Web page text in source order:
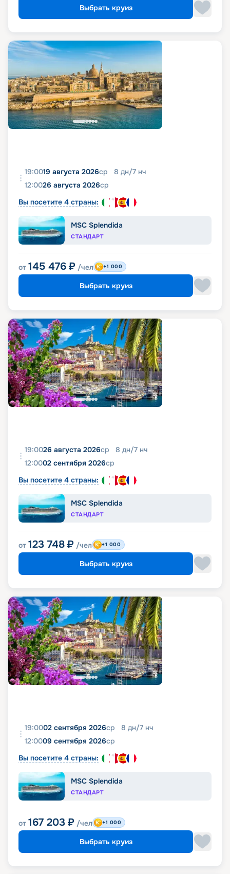
Выбрать круиз
19:0019 августа 2026ср 8 дн/7 нч
12:0026 августа 2026ср
Вы посетите 4 страны:
MSC Splendida
СТАНДАРТ
от 145 476 ₽ /чел +1 000
Выбрать круиз
19:0026 августа 2026ср 8 дн/7 нч
12:0002 сентября 2026ср
Вы посетите 4 страны:
MSC Splendida
СТАНДАРТ
от 123 748 ₽ /чел +1 000
Выбрать круиз
19:0002 сентября 2026ср 8 дн/7 нч
12:0009 сентября 2026ср
Вы посетите 4 страны:
MSC Splendida
СТАНДАРТ
от 167 203 ₽ /чел +1 000
Выбрать круиз